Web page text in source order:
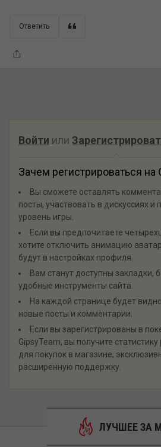
Ответить
Войти или
Зачем регистрироваться на
Вы сможете оставлять
посты, участвовать в дискуссиях и
уровень игры.
Если вы предпочитаете
хотите отключить анимацию
будут в настройках профиля.
Вам станут доступны закладки,
удобные инструменты сайта.
На каждой странице будет
новые посты и комментарии.
Если вы зарегистрированы в
GipsyTeam, вы получите
для покупок в магазине,
расширенную поддержку.
ЛУЧШЕЕ ЗА